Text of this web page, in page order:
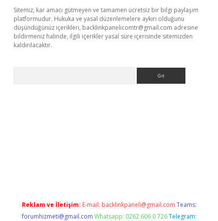
Sitemiz, kar amacı gütmeyen ve tamamen ücretsiz bir bilgi paylaşım
platformudur. Hukuka ve yasal düzenlemelere aykırı olduğunu
düşündüğünüz içerikleri, backlinkpanelicomtr@gmail.com adresine
bildirmeniz halinde, ilgili içerikler yasal süre içerisinde sitemizden
kaldırılacaktır.
Reklam ve İletişim: E-mail: backlinkpaneli@gmail.com Teams:
forumhizmeti@gmail.com Whatsapp: 0262 606 0 726 Telegram: